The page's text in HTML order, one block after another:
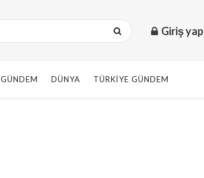
Giriş yap
GÜNDEM DÜNYA TÜRKIYE GÜNDEM